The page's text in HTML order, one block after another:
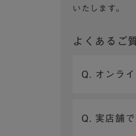
いたします。
よくあるご
Q. オンラ
Q. 実店舗